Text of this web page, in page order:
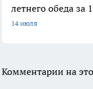
летнего обеда за
14 июля
Комментарии на